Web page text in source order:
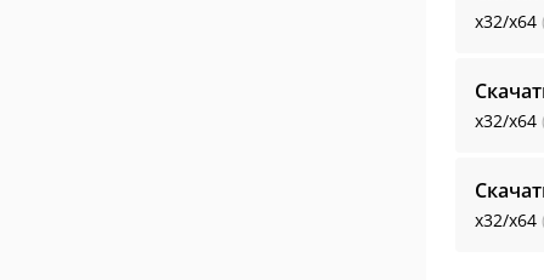
x32/x64
x32/x64
x32/x64